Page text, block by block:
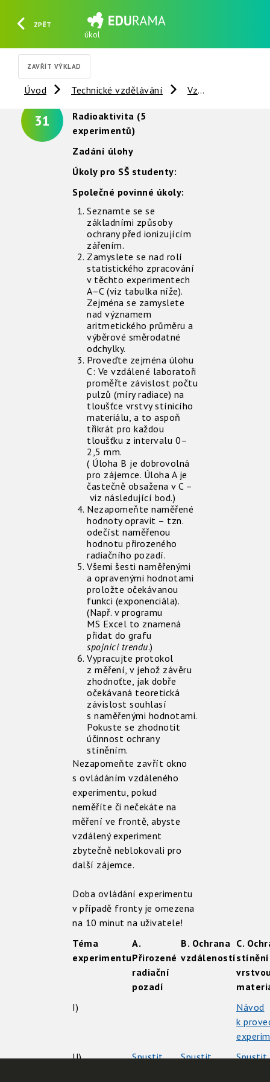
ZPĚT
úkol
ZAVŘÍT VÝKLAD
Úvod Technické vzdělávání Vzdálené experimenty
31
Radioaktivita (5
experimentů)
Zadání úlohy
Úkoly pro SŠ studenty:
Společné povinné úkoly:
Seznamte se se
základními způsoby
ochrany před ionizujícím
zářením.
Zamyslete se nad rolí
statistického zpracování
v těchto experimentech
A–C (viz tabulka níže).
Zejména se zamyslete
nad významem
aritmetického průměru a
výběrové směrodatné
odchylky.
Proveďte zejména úlohu
C: Ve vzdálené laboratoři
proměřte závislost počtu
pulzů (míry radiace) na
tloušťce vrstvy stínicího
materiálu, a to aspoň
třikrát pro každou
tloušťku z intervalu 0–
2,5 mm.
( Úloha B je dobrovolná
pro zájemce. Úloha A je
častečně obsažena v C –
viz následující bod.)
Nezapomeňte naměřené
hodnoty opravit – tzn.
odečíst naměřenou
hodnotu přirozeného
radiačního pozadí.
Všemi šesti naměřenými
a opravenými hodnotami
proložte očekávanou
funkci (exponenciála).
(Např. v programu
MS Excel to znamená
přidat do grafu
spojnici trendu.)
Vypracujte protokol
z měření, v jehož závěru
zhodnoťte, jak dobře
očekávaná teoretická
závislost souhlasí
s naměřenými hodnotami.
Pokuste se zhodnotit
účinnost ochrany
stíněním.
Nezapomeňte zavřít okno
s ovládáním vzdáleného
experimentu, pokud
neměříte či nečekáte na
měření ve frontě, abyste
vzdálený experiment
zbytečně neblokovali pro
další zájemce.
Doba ovládání experimentu
v případě fronty je omezena
na 10 minut na uživatele!
Téma
experimentu
A.
Přirozené
radiační
pozadí
B. Ochrana
vzdáleností
C.
I)
Návod
k
II)
Spustit
Spustit
Spustit